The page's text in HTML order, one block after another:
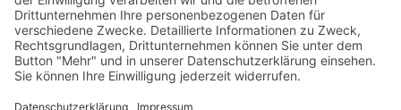
Impressum
Spendenkonto Indien
Indienreise 2027
Kontakt